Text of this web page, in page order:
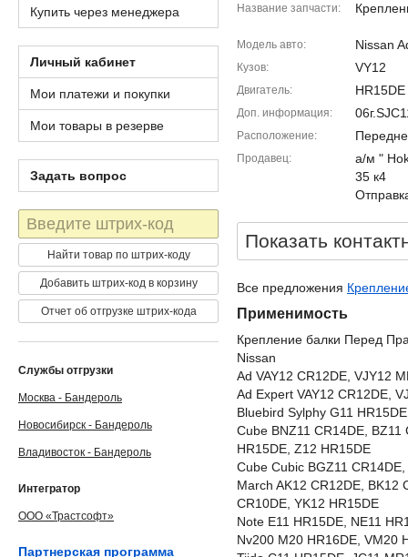
Название запчасти
Модель авто Nissan
Кузов VY12
Двигатель HR15DE
Доп. информация
Расположение
Продавец
а/м "
35 к4
Показать
Все предложения
Применимость
Крепление балки Перед
Nissan
Ad VAY12 CR12DE, VJY12
Ad Expert VAY12 CR12DE,
Bluebird Sylphy G11
Cube BNZ11 CR14DE,
HR15DE, Z12 HR15DE
Cube Cubic BGZ11
March AK12 CR12DE, BK12
CR10DE, YK12 HR15DE
Note E11 HR15DE, NE11
Nv200 M20 HR16DE, VM20
Купить через менеджера
Личный кабинет
Мои платежи и покупки
Мои товары в резерве
Задать вопрос
Штрих-
код
Найти товар по штрих-коду
Добавить штрих-код в корзину
Отчет об отгрузке штрих-кода
Службы отгрузки
Москва - Бандероль
Новосибирск - Бандероль
Владивосток - Бандероль
Интегратор
ООО «Трастсофт»
Партнерская программа